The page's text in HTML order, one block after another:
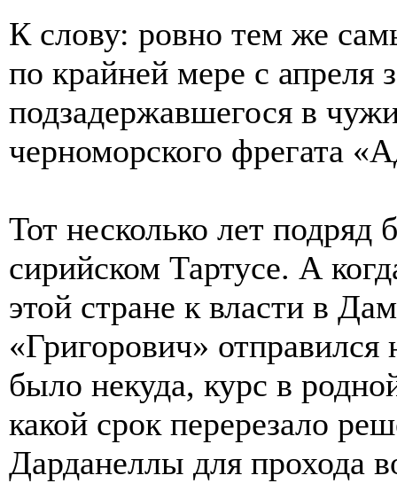
К слову: ровно тем же
по крайней мере с апреля
подзадержавшегося в
черноморского фрегата
Тот несколько лет подряд
сирийском Тартусе. А
этой стране к власти в
«Григорович»
было некуда, курс в
какой срок перерезало
Дарданеллы для прохода